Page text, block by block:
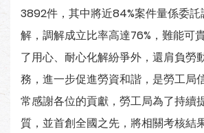
3892件，其中將近84%案件量係委託
解，調解成立比率高達76%，難能可
了用心、耐心化解紛爭外，還肩負勞
務，進一步促進勞資和諧，是勞工局
常感謝各位的貢獻，勞工局為了持續
質，並首創全國之先，將相關考核結